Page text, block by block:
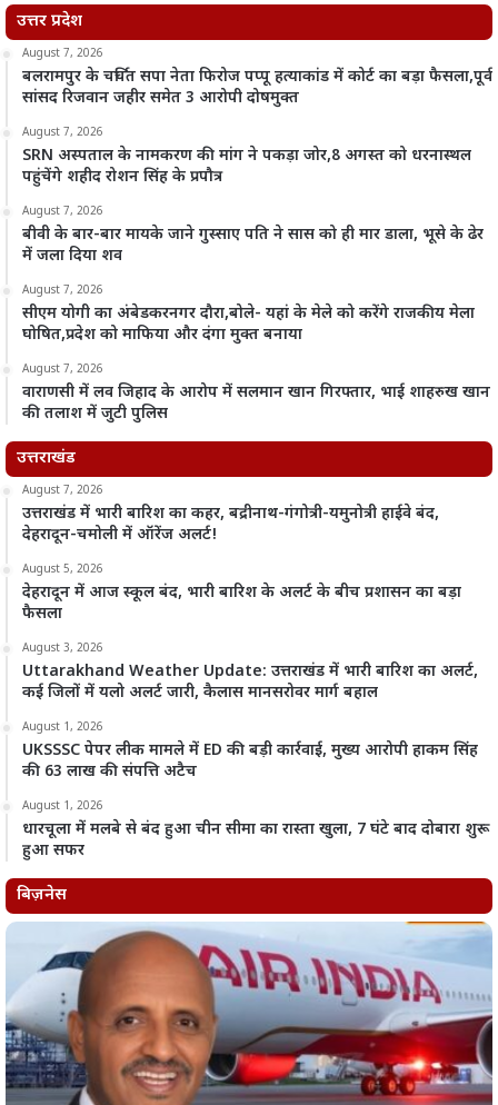
उत्तर प्रदेश
August 7, 2026
बलरामपुर के चर्चित सपा नेता फिरोज पप्पू हत्याकांड में कोर्ट का बड़ा फैसला,पूर्व
सांसद रिजवान जहीर समेत 3 आरोपी दोषमुक्त
August 7, 2026
SRN अस्पताल के नामकरण की मांग ने पकड़ा जोर,8 अगस्त को धरनास्थल
पहुंचेंगे शहीद रोशन सिंह के प्रपौत्र
August 7, 2026
बीवी के बार-बार मायके जाने गुस्साए पति ने सास को ही मार डाला, भूसे के ढेर
में जला दिया शव
August 7, 2026
सीएम योगी का अंबेडकरनगर दौरा,बोले- यहां के मेले को करेंगे राजकीय मेला
घोषित,प्रदेश को माफिया और दंगा मुक्त बनाया
August 7, 2026
वाराणसी में लव जिहाद के आरोप में सलमान खान गिरफ्तार, भाई शाहरुख खान
की तलाश में जुटी पुलिस
उत्तराखंड
August 7, 2026
उत्तराखंड में भारी बारिश का कहर, बद्रीनाथ-गंगोत्री-यमुनोत्री हाईवे बंद,
देहरादून-चमोली में ऑरेंज अलर्ट!
August 5, 2026
देहरादून में आज स्कूल बंद, भारी बारिश के अलर्ट के बीच प्रशासन का बड़ा
फैसला
August 3, 2026
Uttarakhand Weather Update: उत्तराखंड में भारी बारिश का अलर्ट,
कई जिलों में यलो अलर्ट जारी, कैलास मानसरोवर मार्ग बहाल
August 1, 2026
UKSSSC पेपर लीक मामले में ED की बड़ी कार्रवाई, मुख्य आरोपी हाकम सिंह
की 63 लाख की संपत्ति अटैच
August 1, 2026
धारचूला में मलबे से बंद हुआ चीन सीमा का रास्ता खुला, 7 घंटे बाद दोबारा शुरू
हुआ सफर
बिज़नेस